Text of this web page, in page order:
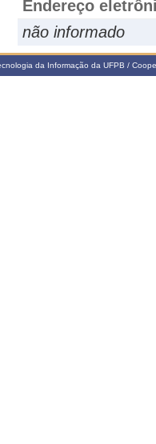
Endereço
não informado
da Informação da UFPB /